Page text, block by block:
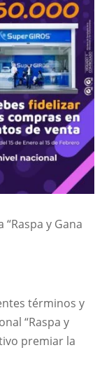
y Gana
términos y
“Raspa y
premiar la